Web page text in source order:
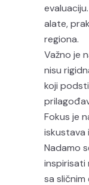
alate,
regiona.
Važno je
nisu
koji
Fokus je
iskustava
Nadamo
inspirisati
sa